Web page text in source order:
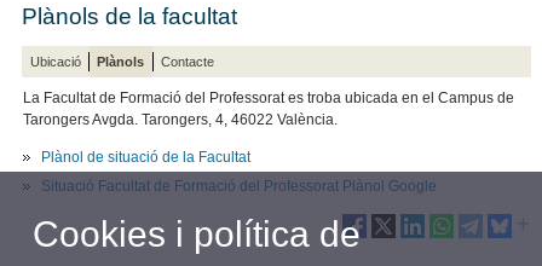
Plànols de la facultat
Ubicació Plànols Contacte
La Facultat de Formació del Professorat es troba ubicada en el Campus de
Tarongers Avgda. Tarongers, 4, 46022 València.
Plànol de situació de la Facultat
Situació Facultat de Formació del Professorat Plànol Google
Cookies i política de